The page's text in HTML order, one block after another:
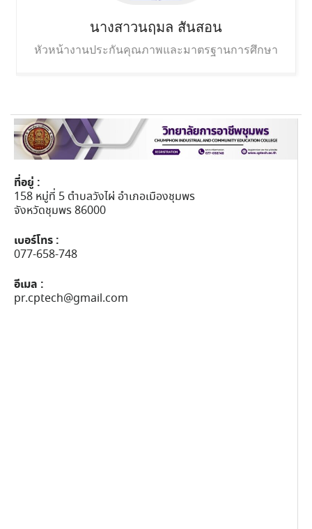
นางสาวนฤมล สันสอน
หัวหน้างานประกันคุณภาพและมาตรฐานการศึกษา
ที่อยู่ :
158 หมู่ที่ 5 ตำบลวังไผ่ อำเภอเมืองชุมพร
จังหวัดชุมพร 86000
เบอร์โทร :
077-658-748
อีเมล :
pr.cptech@gmail.com